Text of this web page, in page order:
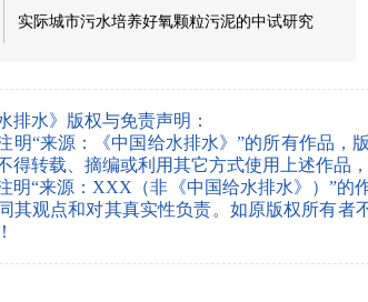
实际城市污水培养好氧颗粒污泥的中试研究
排水》版权与免责声明：
明“来源：《中国给水排水》”的所有作品，
得转载、摘编或利用其它方式使用上述作品
明“来源：XXX（非《中国给水排水》）”的
其观点和对其真实性负责。如原版权所有者